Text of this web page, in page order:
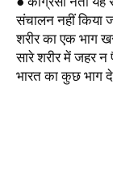
संचालन नहीं किया
शरीर का एक भाग
सारे शरीर में जहर
भारत का कुछ भाग